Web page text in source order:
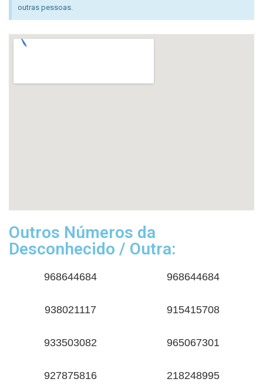
outras pessoas.
Outros Números da
Desconhecido / Outra:
968644684 968644684
938021117 915415708
933503082 965067301
927875816 218248995